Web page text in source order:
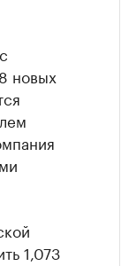
новых
1,073